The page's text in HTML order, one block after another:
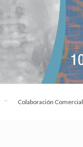
Colaboración Comercial